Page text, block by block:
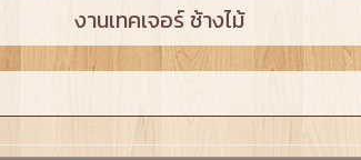
งานเทคเจอร์ ช้างไม้